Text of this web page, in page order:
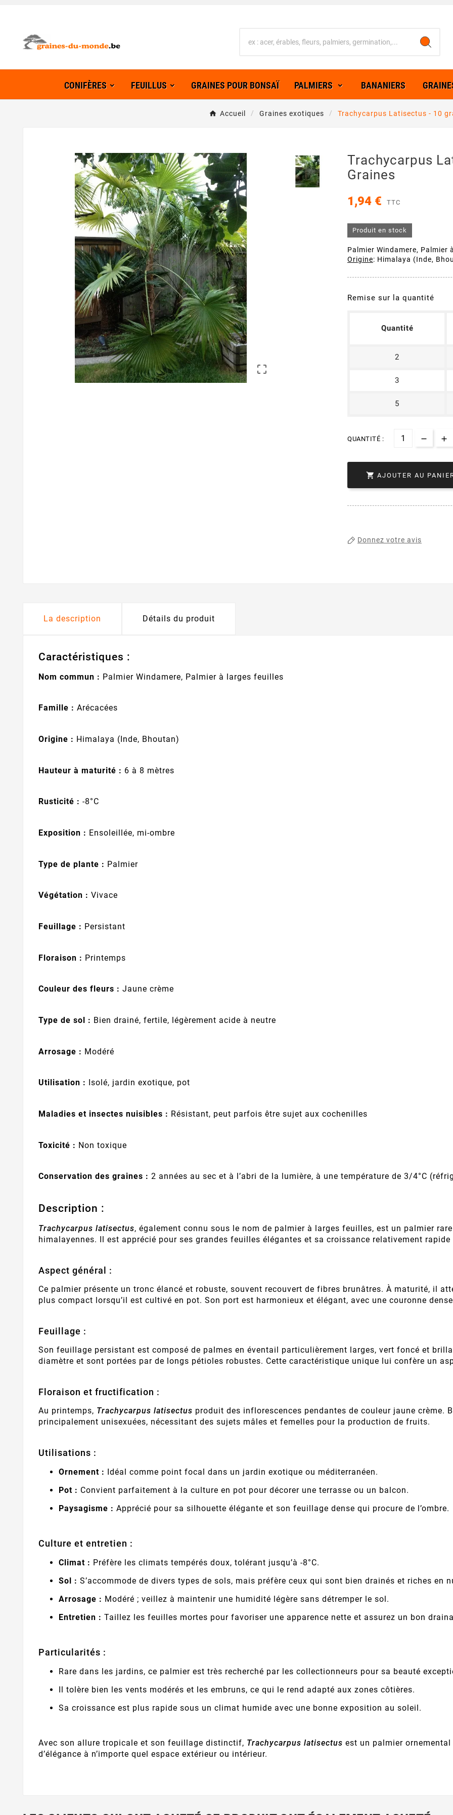
CONIFÈRES FEUILLUS GRAINES POUR BONSAÏ PALMIERS BANANIERS
Accueil Graines exotiques Trachycarpus Latisectus - 10

Trachycarpus
Graines
1,94 € TTC
Produit en stock
Palmier Windamere, Palmier
Origine: Himalaya (Inde,
Remise sur la quantité
Quantité
2
3
5
QUANTITÉ :
 AJOUTER AU
Donnez votre avis
La description Détails du produit
Caractéristiques :
Nom commun : Palmier Windamere, Palmier à larges feuilles
Famille : Arécacées
Origine : Himalaya (Inde, Bhoutan)
Hauteur à maturité : 6 à 8 mètres
Rusticité : -8°C
Exposition : Ensoleillée, mi-ombre
Type de plante : Palmier
Végétation : Vivace
Feuillage : Persistant
Floraison : Printemps
Couleur des fleurs : Jaune crème
Type de sol : Bien drainé, fertile, légèrement acide à neutre
Arrosage : Modéré
Utilisation : Isolé, jardin exotique, pot
Maladies et insectes nuisibles : Résistant, peut parfois être sujet aux cochenilles
Toxicité : Non toxique
Conservation des graines : 2 années au sec et à l’abri de la lumière, à une température de 3/4°C
Description :
Trachycarpus latisectus, également connu sous le nom de palmier à larges feuilles, est un palmier
himalayennes. Il est apprécié pour ses grandes feuilles élégantes et sa croissance relativement
Aspect général :
Ce palmier présente un tronc élancé et robuste, souvent recouvert de fibres brunâtres. À maturité, il
plus compact lorsqu’il est cultivé en pot. Son port est harmonieux et élégant, avec une couronne
Feuillage :
Son feuillage persistant est composé de palmes en éventail particulièrement larges, vert foncé et
diamètre et sont portées par de longs pétioles robustes. Cette caractéristique unique lui confère un
Floraison et fructification :
Au printemps, Trachycarpus latisectus produit des inflorescences pendantes de couleur jaune crème.
principalement unisexuées, nécessitant des sujets mâles et femelles pour la production de fruits.
Utilisations :
Ornement : Idéal comme point focal dans un jardin exotique ou méditerranéen.
Pot : Convient parfaitement à la culture en pot pour décorer une terrasse ou un balcon.
Paysagisme : Apprécié pour sa silhouette élégante et son feuillage dense qui procure de l’ombre.
Culture et entretien :
Climat : Préfère les climats tempérés doux, tolérant jusqu’à -8°C.
Sol : S’accommode de divers types de sols, mais préfère ceux qui sont bien drainés et riches en
Arrosage : Modéré ; veillez à maintenir une humidité légère sans détremper le sol.
Entretien : Taillez les feuilles mortes pour favoriser une apparence nette et assurez un bon
Particularités :
Rare dans les jardins, ce palmier est très recherché par les collectionneurs pour sa beauté
Il tolère bien les vents modérés et les embruns, ce qui le rend adapté aux zones côtières.
Sa croissance est plus rapide sous un climat humide avec une bonne exposition au soleil.
Avec son allure tropicale et son feuillage distinctif, Trachycarpus latisectus est un palmier
d’élégance à n’importe quel espace extérieur ou intérieur.